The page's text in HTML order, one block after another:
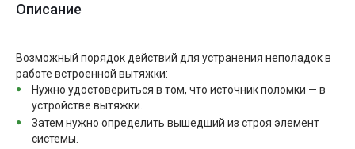
Описание
Возможный порядок действий для устранения неполадок в
работе встроенной вытяжки:
Нужно удостовериться в том, что источник поломки — в
устройстве вытяжки.
Затем нужно определить вышедший из строя элемент
системы.